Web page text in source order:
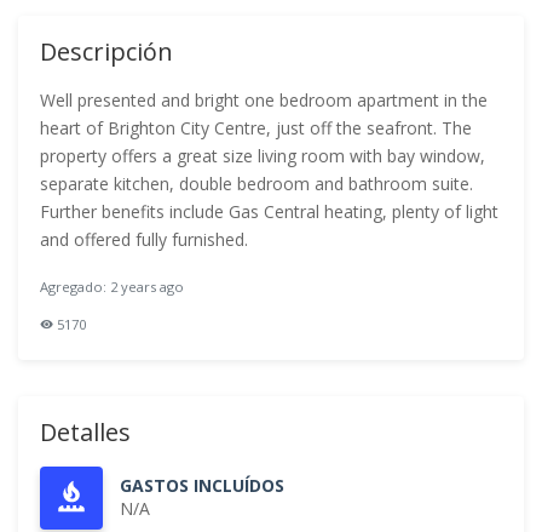
Descripción
Well presented and bright one bedroom apartment in the
heart of Brighton City Centre, just off the seafront. The
property offers a great size living room with bay window,
separate kitchen, double bedroom and bathroom suite.
Further benefits include Gas Central heating, plenty of light
and offered fully furnished.
Agregado: 2 years ago
5170
Detalles
GASTOS INCLUÍDOS
N/A